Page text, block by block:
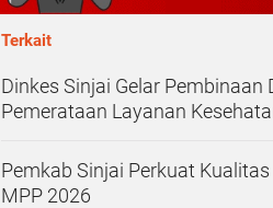
Terkait
Dinkes Sinjai Gelar Pembinaan
Pemerataan Layanan
Pemkab Sinjai Perkuat
MPP 2026